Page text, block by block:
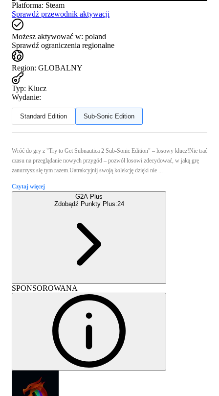
Platforma: Steam
Sprawdź przewodnik aktywacji
Możesz aktywować w: poland
Sprawdź ograniczenia regionalne
Region: GLOBALNY
Typ: Klucz
Wydanie:
Standard Edition Sub-Sonic Edition
Wróć do gry z "Try to Get Subnautica 2 Sub-Sonic Edition" – losowy klucz!Nie trać
czasu na przeglądanie nowych przygód – pozwól losowi zdecydować, w jaką grę
zanurzysz się tym razem.Uatrakcyjnij swoją kolekcję dzięki nie ...
Czytaj więcej
G2A Plus
Zdobądź Punkty Plus:24
SPONSOROWANA